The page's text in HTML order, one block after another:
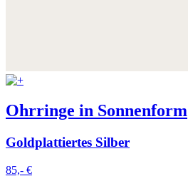
Ohrringe in Sonnenform
Goldplattiertes Silber
85,- €